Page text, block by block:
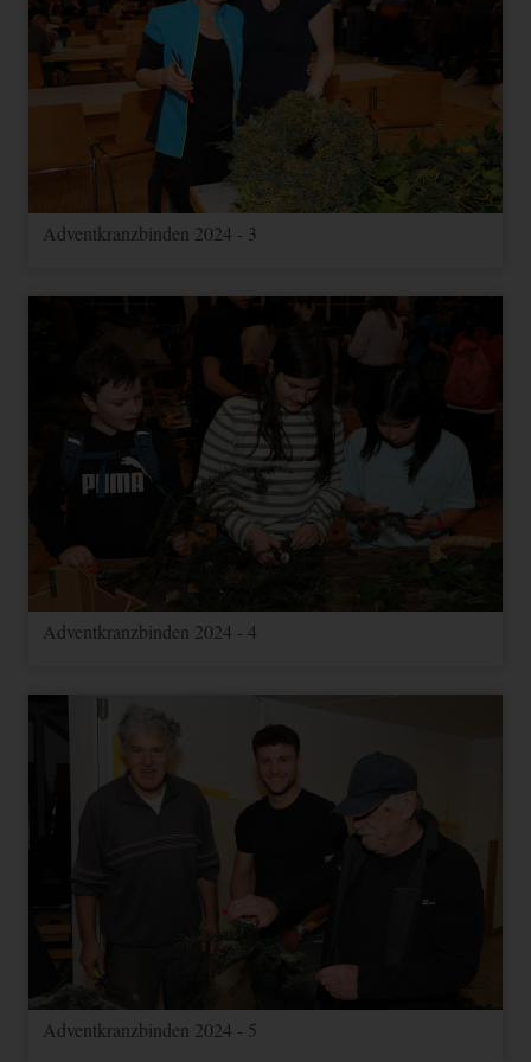
Adventkranzbinden 2024 - 3
Adventkranzbinden 2024 - 4
Adventkranzbinden 2024 - 5